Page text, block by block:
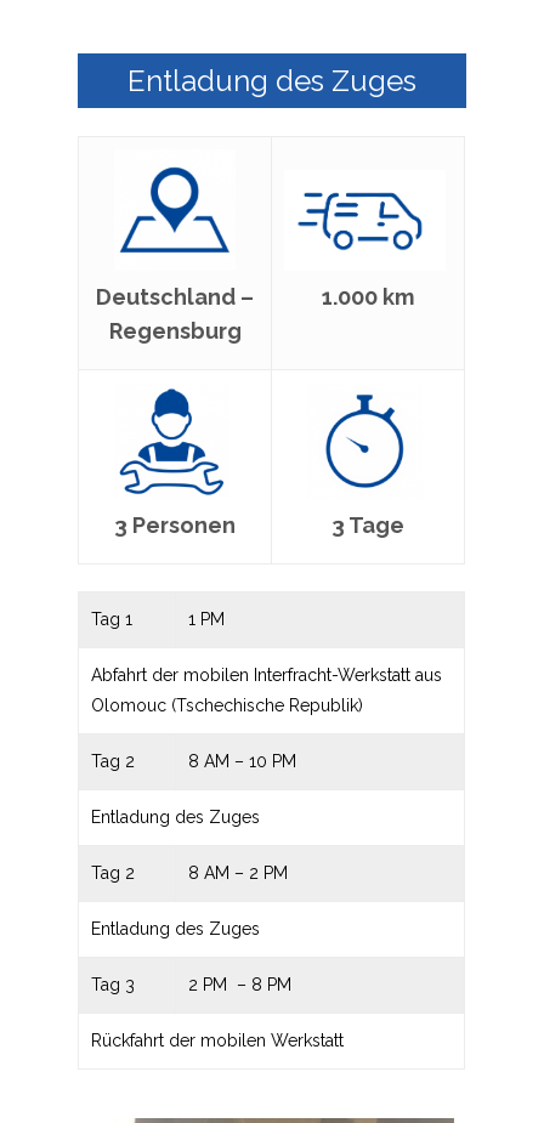
Entladung des Zuges
Deutschland –
Regensburg
1.000 km
3 Personen 3 Tage
Tag 1 1 PM
Abfahrt der mobilen Interfracht-Werkstatt aus
Olomouc (Tschechische Republik)
Tag 2 8 AM – 10 PM
Entladung des Zuges
Tag 2 8 AM – 2 PM
Entladung des Zuges
Tag 3 2 PM – 8 PM
Rückfahrt der mobilen Werkstatt